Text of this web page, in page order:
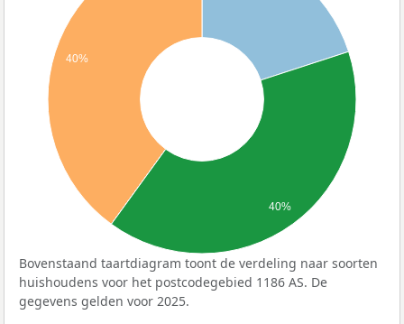
40%
40%
Bovenstaand taartdiagram toont de verdeling naar soorten
huishoudens voor het postcodegebied 1186 AS. De
gegevens gelden voor 2025.